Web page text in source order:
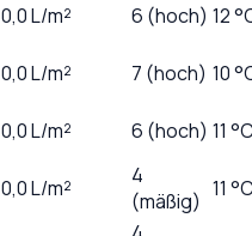
0,0L/m² 6 (hoch) 12
0,0L/m² 7 (hoch) 10
0,0L/m² 6 (hoch) 11
0,0L/m²
4
(mäßig) 11